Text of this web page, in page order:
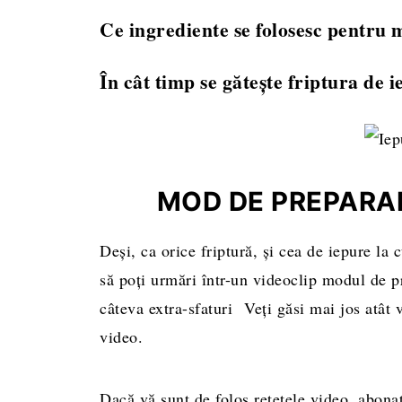
superior celui de crescătorie, dar va
carnea mult mai fragedă.
Ce ingrediente se folosesc
lămâie și condimente. Vă recomand să
În cât timp se gătește friptura de
iepure de crescătorie, în jur de 1 oră.
ușor în carne.
MOD DE
Deși, ca orice friptură, și cea de iepure la
să poți urmări într-un videoclip modul de
câteva extra-sfaturi Veți găsi mai jos atât
video.